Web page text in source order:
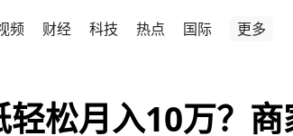
频 财经 科技 热点 国际 更多
轻松月入10万？